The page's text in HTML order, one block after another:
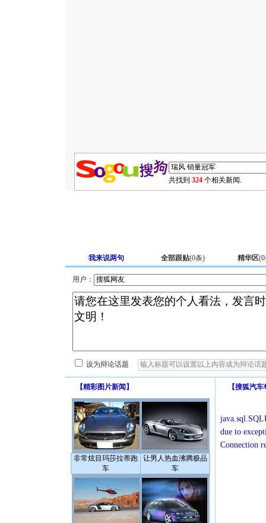
共找到 324 个相关新闻.
我来说两句 全部跟贴(0条) 精华区(0
用户：
设为辩论话题
【精彩图片新闻 】
非常炫目玛莎拉蒂跑
车
让男人热血沸腾极品
车
【搜狐汽车
due to
Connection